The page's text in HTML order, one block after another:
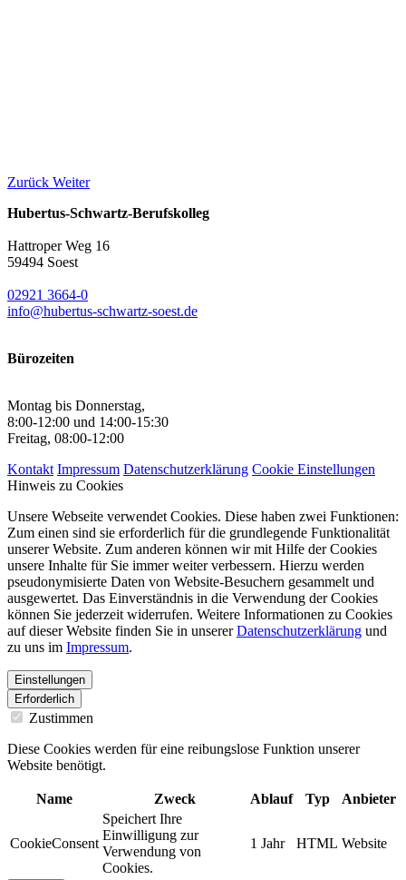
Zurück Weiter
Hubertus-Schwartz-Berufskolleg
Hattroper Weg 16
59494 Soest
02921 3664-0
info@hubertus-schwartz-soest.de
Bürozeiten
Montag bis Donnerstag,
8:00-12:00 und 14:00-15:30
Freitag, 08:00-12:00
Kontakt Impressum Datenschutzerklärung Cookie Einstellungen
Hinweis zu Cookies
Unsere Webseite verwendet Cookies. Diese haben zwei Funktionen:
Zum einen sind sie erforderlich für die grundlegende Funktionalität
unserer Website. Zum anderen können wir mit Hilfe der Cookies
unsere Inhalte für Sie immer weiter verbessern. Hierzu werden
pseudonymisierte Daten von Website-Besuchern gesammelt und
ausgewertet. Das Einverständnis in die Verwendung der Cookies
können Sie jederzeit widerrufen. Weitere Informationen zu Cookies
auf dieser Website finden Sie in unsererDatenschutzerklärung und
zu uns im Impressum.
Einstellungen
Erforderlich
Zustimmen
Diese Cookies werden für eine reibungslose Funktion unserer
Website benötigt.
Name Zweck Ablauf Typ Anbieter
CookieConsent
Speichert Ihre
Einwilligung zur
Verwendung von
Cookies.
1 Jahr HTML Website